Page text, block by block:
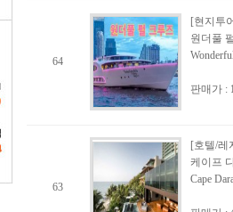
64
[현지투
원더풀
판매가 :
63
[호텔/
케이프
Cape